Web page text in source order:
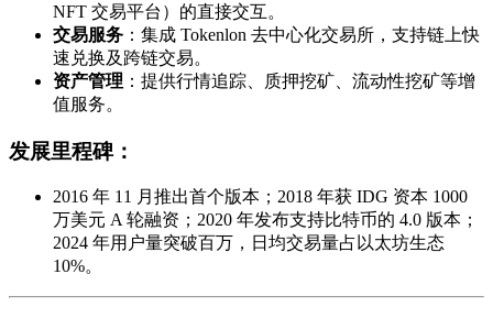
NFT 交易平台）的直接交互。
交易服务 ：集成 Tokenlon 去中心化交易所，支持链上快
速兑换及跨链交易。
资产管理 ：提供行情追踪、质押挖矿、流动性挖矿等增
值服务。
发展里程碑：
2016 年 11 月推出首个版本；2018 年获 IDG 资本 1000
万美元 A 轮融资；2020 年发布支持比特币的 4.0 版本；
2024 年用户量突破百万，日均交易量占以太坊生态
10%。